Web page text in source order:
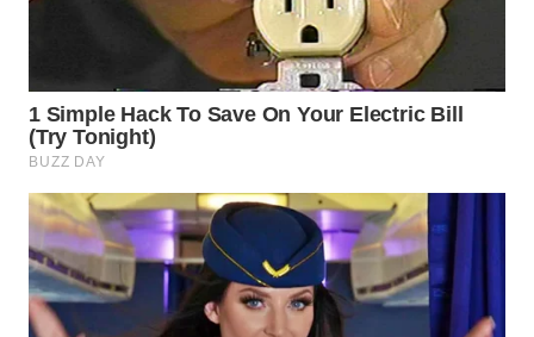
WN
BOROBUDUR
MADURA
WN
SURABAYA